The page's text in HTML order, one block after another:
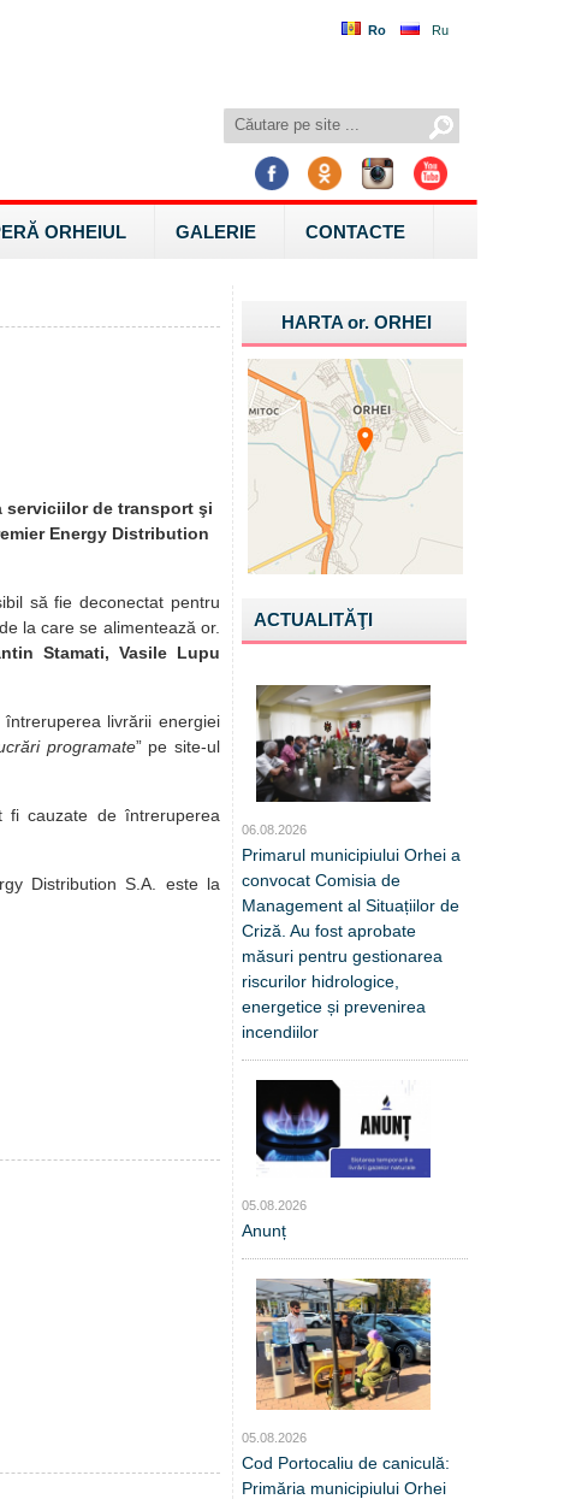
Ro Ru
ORHEIUL GALERIE CONTACTE
serviciilor de transport şi
Energy Distribution
să fie deconectat pentru
la care se alimentează or.
Stamati, Vasile Lupu
întreruperea livrării energiei
programate” pe site-ul
fi cauzate de întreruperea
Distribution S.A. este la
HARTA or.ORHEI
ACTUALITĂŢI
06.08.2026
Primarul municipiului Orhei a
convocat Comisia de
Management al Situațiilor de
Criză. Au fost aprobate
măsuri pentru gestionarea
riscurilor hidrologice,
energetice și prevenirea
incendiilor
05.08.2026
Anunț
05.08.2026
Cod Portocaliu de caniculă:
Primăria municipiului Orhei